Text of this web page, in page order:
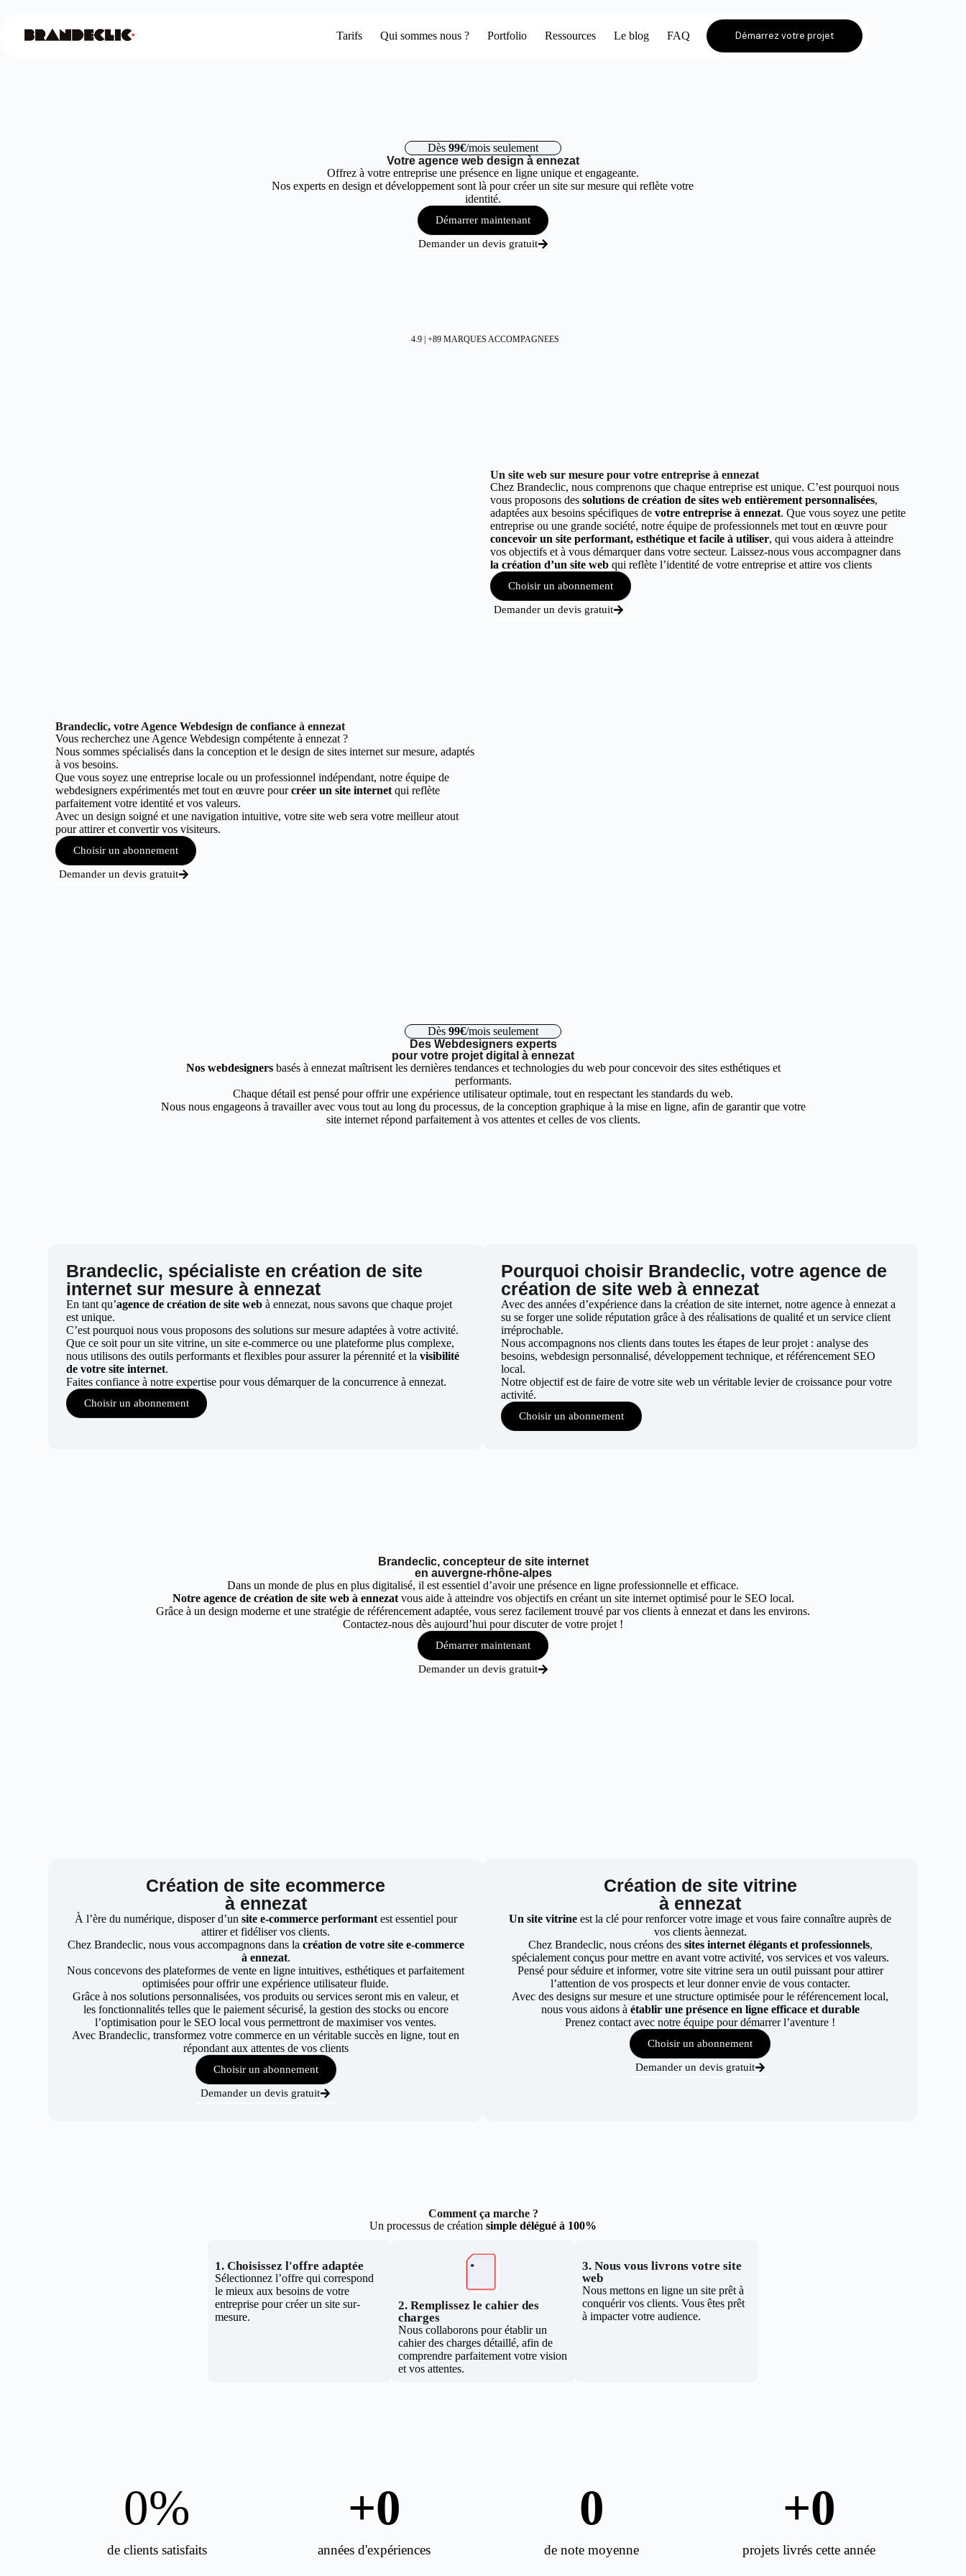
Tarifs Qui sommes nous ? Portfolio Ressources Le blog FAQ Démarrez votre projet
Dès 99€/mois seulement
Votre agence web design à ennezat
Offrez à votre entreprise une présence en ligne unique et engageante.
Nos experts en design et développement sont là pour créer un site sur mesure qui reflète votre
identité.
Démarrer maintenant
Demander un devis gratuit
4.9 | +89 MARQUES ACCOMPAGNEES
Un site web sur mesure pour votre entreprise à ennezat
Chez Brandeclic, nous comprenons que chaque entreprise est unique. C’est pourquoi nous
vous proposons des solutions de création de sites web entièrement personnalisées,
adaptées aux besoins spécifiques de votre entreprise à ennezat. Que vous soyez une petite
entreprise ou une grande société, notre équipe de professionnels met tout en œuvre pour
concevoir un site performant, esthétique et facile à utiliser, qui vous aidera à atteindre
vos objectifs et à vous démarquer dans votre secteur. Laissez-nous vous accompagner dans
la création d’un site web qui reflète l’identité de votre entreprise et attire vos clients
Choisir un abonnement
Demander un devis gratuit
Brandeclic, votre Agence Webdesign de confiance à ennezat
Vous recherchez une Agence Webdesign compétente à ennezat ?
Nous sommes spécialisés dans la conception et le design de sites internet sur mesure, adaptés
à vos besoins.
Que vous soyez une entreprise locale ou un professionnel indépendant, notre équipe de
webdesigners expérimentés met tout en œuvre pourcréer un site internetqui reflète
parfaitement votre identité et vos valeurs.
Avec un design soigné et une navigation intuitive, votre site web sera votre meilleur atout
pour attirer et convertir vos visiteurs.
Choisir un abonnement
Demander un devis gratuit
Dès 99€/mois seulement
Des Webdesigners experts
pour votre projet digital à ennezat
Nos webdesignersbasés à ennezat maîtrisent les dernières tendances et technologies du web pour concevoir des sites esthétiques et
performants.
Chaque détail est pensé pour offrir une expérience utilisateur optimale, tout en respectant les standards du web.
Nous nous engageons à travailler avec vous tout au long du processus, de la conception graphique à la mise en ligne, afin de garantir que votre
site internet répond parfaitement à vos attentes et celles de vos clients.
Brandeclic, spécialiste en création de site
internet sur mesure à ennezat
En tant qu’agence de création de site web à ennezat, nous savons que chaque projet
est unique.
C’est pourquoi nous vous proposons des solutions sur mesure adaptées à votre activité.
Que ce soit pour un site vitrine, un site e-commerce ou une plateforme plus complexe,
nous utilisons des outils performants et flexibles pour assurer la pérennité et lavisibilité
de votre site internet.
Faites confiance à notre expertise pour vous démarquer de la concurrence à ennezat.
Choisir un abonnement
Pourquoi choisir Brandeclic, votre agence de
création de site web à ennezat
Avec des années d’expérience dans la création de site internet, notre agence à ennezat a
su se forger une solide réputation grâce à des réalisations de qualité et un service client
irréprochable.
Nous accompagnons nos clients dans toutes les étapes de leur projet : analyse des
besoins, webdesign personnalisé, développement technique, et référencement SEO
local.
Notre objectif est de faire de votre site web un véritable levier de croissance pour votre
activité.
Choisir un abonnement
Brandeclic, concepteur de site internet
en auvergne-rhône-alpes
Dans un monde de plus en plus digitalisé, il est essentiel d’avoir une présence en ligne professionnelle et efficace.
Notre agence de création de site web à ennezatvous aide à atteindre vos objectifs en créant un site internet optimisé pour le SEO local.
Grâce à un design moderne et une stratégie de référencement adaptée, vous serez facilement trouvé par vos clients à ennezat et dans les environs.
Contactez-nous dès aujourd’hui pour discuter de votre projet !
Démarrer maintenant
Demander un devis gratuit
Création de site ecommerce
à ennezat
À l’ère du numérique, disposer d’un site e-commerce performant est essentiel pour
attirer et fidéliser vos clients.
Chez Brandeclic, nous vous accompagnons dans la création de votre site e-commerce
à ennezat.
Nous concevons des plateformes de vente en ligne intuitives, esthétiques et parfaitement
optimisées pour offrir une expérience utilisateur fluide.
Grâce à nos solutions personnalisées, vos produits ou services seront mis en valeur, et
les fonctionnalités telles que le paiement sécurisé, la gestion des stocks ou encore
l’optimisation pour le SEO local vous permettront de maximiser vos ventes.
Avec Brandeclic, transformez votre commerce en un véritable succès en ligne, tout en
répondant aux attentes de vos clients
Choisir un abonnement
Demander un devis gratuit
Création de site vitrine
à ennezat
Un site vitrine est la clé pour renforcer votre image et vous faire connaître auprès de
vos clients àennezat.
Chez Brandeclic, nous créons dessites internet élégants et professionnels,
spécialement conçus pour mettre en avant votre activité, vos services et vos valeurs.
Pensé pour séduire et informer, votre site vitrine sera un outil puissant pour attirer
l’attention de vos prospects et leur donner envie de vous contacter.
Avec des designs sur mesure et une structure optimisée pour le référencement local,
nous vous aidons à établir une présence en ligne efficace et durable
Prenez contact avec notre équipe pour démarrer l’aventure !
Choisir un abonnement
Demander un devis gratuit
Comment ça marche ?
Un processus de création simple délégué à 100%
1. Choisissez l'offre adaptée
Sélectionnez l’offre qui correspond
le mieux aux besoins de votre
entreprise pour créer un site sur-
mesure.
2. Remplissez le cahier des
charges
Nous collaborons pour établir un
cahier des charges détaillé, afin de
comprendre parfaitement votre vision
et vos attentes.
3. Nous vous livrons votre site
web
Nous mettons en ligne un site prêt à
conquérir vos clients. Vous êtes prêt
à impacter votre audience.
de clients satisfaits
0%
années d'expériences
+0
de note moyenne
0
projets livrés cette année
+0